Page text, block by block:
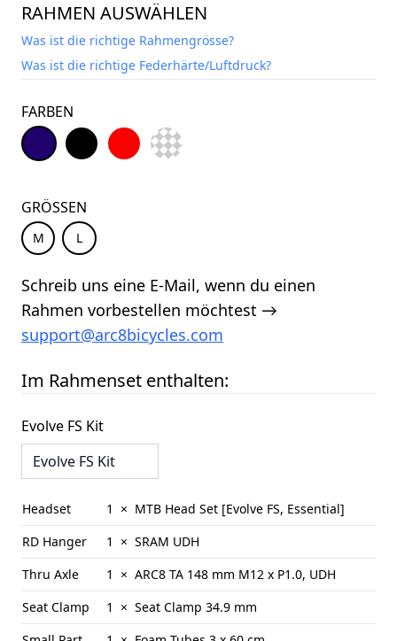
RAHMEN AUSWÄHLEN
Was ist die richtige Rahmengrösse?
Was ist die richtige Federhärte/Luftdruck?
FARBEN
GRÖSSEN
M L
Schreib uns eine E-Mail, wenn du einen
Rahmen vorbestellen möchtest →
support@arc8bicycles.com
Im Rahmenset enthalten:
Evolve FS Kit
Select
Headset 1 × MTB Head Set [Evolve FS, Essential]
RD Hanger
1 × SRAM UDH
Thru Axle
1 × ARC8 TA 148 mm M12 x P1.0, UDH
Seat Clamp
1 × Seat Clamp 34.9 mm